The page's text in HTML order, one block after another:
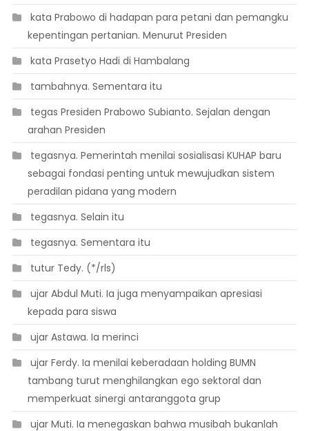
 kata Prabowo di hadapan para petani dan pemangku
kepentingan pertanian. Menurut Presiden
 kata Prasetyo Hadi di Hambalang
 tambahnya. Sementara itu
 tegas Presiden Prabowo Subianto. Sejalan dengan
arahan Presiden
 tegasnya. Pemerintah menilai sosialisasi KUHAP baru
sebagai fondasi penting untuk mewujudkan sistem
peradilan pidana yang modern
 tegasnya. Selain itu
 tegasnya. Sementara itu
 tutur Tedy. (*/rls)
 ujar Abdul Muti. Ia juga menyampaikan apresiasi
kepada para siswa
 ujar Astawa. Ia merinci
 ujar Ferdy. Ia menilai keberadaan holding BUMN
tambang turut menghilangkan ego sektoral dan
memperkuat sinergi antaranggota grup
 ujar Muti. Ia menegaskan bahwa musibah bukanlah